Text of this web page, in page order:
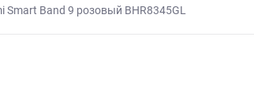
Smart Band 9 розовый BHR8345GL